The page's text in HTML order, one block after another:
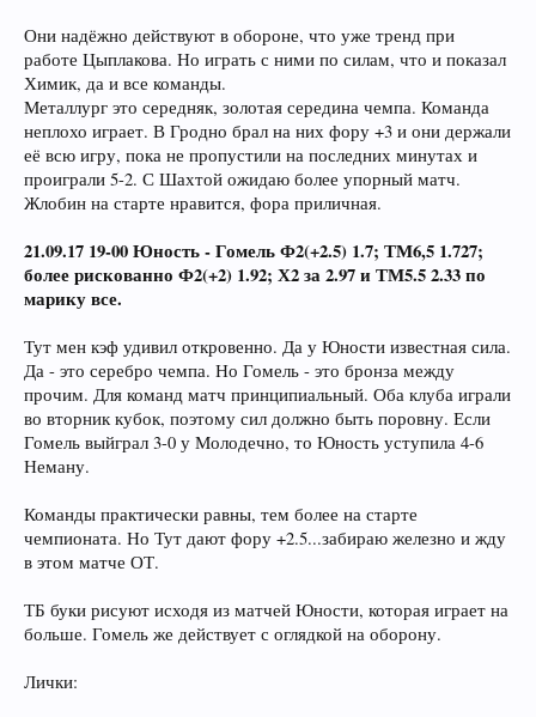
Они надёжно действуют в обороне, что уже тренд при
работе Цыплакова. Но играть с ними по силам, что и показал
Химик, да и все команды.
Металлург это середняк, золотая середина чемпа. Команда
неплохо играет. В Гродно брал на них фору +3 и они держали
её всю игру, пока не пропустили на последних минутах и
проиграли 5-2. С Шахтой ожидаю более упорный матч.
Жлобин на старте нравится, фора приличная.
21.09.17 19-00 Юность - Гомель Ф2(+2.5) 1.7; ТМ6,5 1.727;
более рискованно Ф2(+2) 1.92; Х2 за 2.97 и ТМ5.5 2.33 по
марику все.
Тут мен кэф удивил откровенно. Да у Юности известная сила.
Да - это серебро чемпа. Но Гомель - это бронза между
прочим. Для команд матч принципиальный. Оба клуба играли
во вторник кубок, поэтому сил должно быть поровну. Если
Гомель выйграл 3-0 у Молодечно, то Юность уступила 4-6
Неману.
Команды практически равны, тем более на старте
чемпионата. Но Тут дают фору +2.5...забираю железно и жду
в этом матче ОТ.
ТБ буки рисуют исходя из матчей Юности, которая играет на
больше. Гомель же действует с оглядкой на оборону.
Лички: